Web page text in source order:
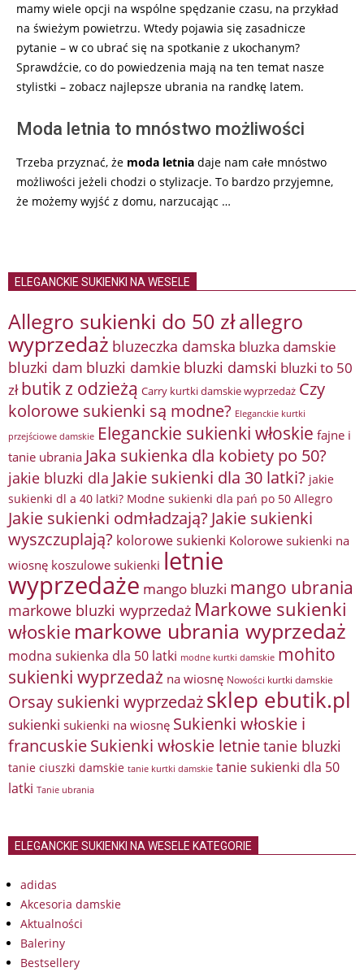
mamy wiele opcji na wspólne spędzanie czasu, na przykład
na świeżym powietrzu. Wtedy pojawia się zasadnicze
pytanie – w co ubrać się na spotkanie z ukochanym?
Sprawdźcie, co do powiedzenia mają na ten temat nasze
stylistki – zobacz najlepsze ubrania na randkę latem.
Moda letnia to mnóstwo możliwości
Trzeba przyznać, że moda letnia daje nam całe mnóstwo
możliwości jeżeli chodzi o stylizacje. To bardzo przyjemne,
że możemy wyjść z domu, narzucając …
ELEGANCKIE SUKIENKI NA WESELE
Allegro sukienki do 50 złallegro
wyprzedaż bluzeczka damska bluzka damskie
bluzki dam bluzki damkie bluzki damski bluzki to 50
zł butik z odzieżą Carry kurtki damskie wyprzedaż Czy
kolorowe sukienki są modne? Eleganckie kurtki
przejściowe damskie Eleganckie sukienki włoskie fajne i
tanie ubrania Jaka sukienka dla kobiety po 50?
jakie bluzki dla Jakie sukienki dla 30 latki? jakie
sukienki dl a 40 latki? Modne sukienki dla pań po 50 Allegro
Jakie sukienki odmładzają? Jakie sukienki
wyszczuplają? kolorowe sukienki Kolorowe sukienki na
wiosnę koszulowe sukienki letnie
wyprzedaże mango bluzki mango ubrania
markowe bluzki wyprzedaż Markowe sukienki
włoskie markowe ubrania wyprzedaż
modna sukienka dla 50 latki modne kurtki damskie mohito
sukienki wyprzedaż na wiosnę Nowości kurtki damskie
Orsay sukienki wyprzedażsklep ebutik.pl
sukienki sukienki na wiosnę Sukienki włoskie i
francuskieSukienki włoskie letnietanie bluzki
tanie ciuszki damskie tanie kurtki damskie tanie sukienki dla 50
latki Tanie ubrania
ELEGANCKIE SUKIENKI NA WESELE KATEGORIE
adidas
Akcesoria damskie
Aktualności
Baleriny
Bestsellery